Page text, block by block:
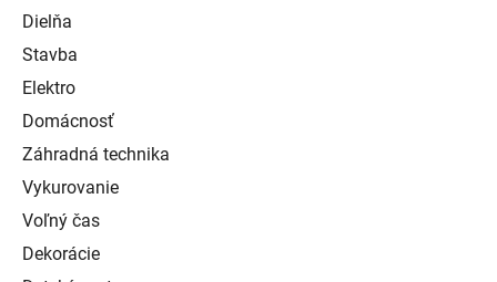
Dielňa
Stavba
Elektro
Domácnosť
Záhradná technika
Vykurovanie
Voľný čas
Dekorácie